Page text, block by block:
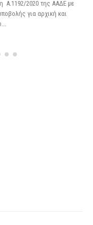
Α.1192/2020 της ΑΑΔΕ με
για αρχική και